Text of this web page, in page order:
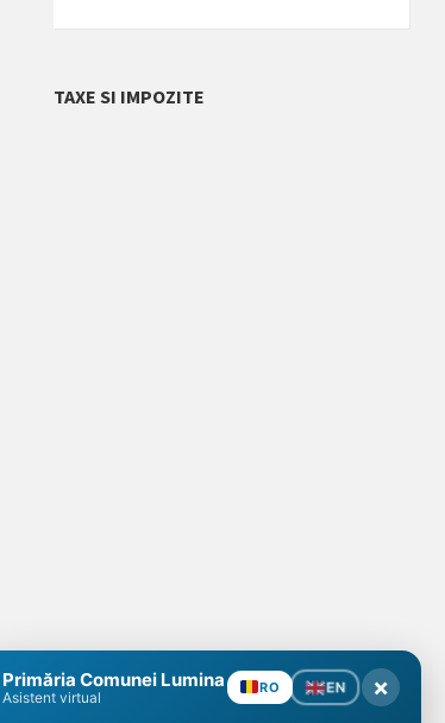
to
TAXE SI IMPOZITE
Primăria Comunei Lumina
Asistent virtual
RO EN ×